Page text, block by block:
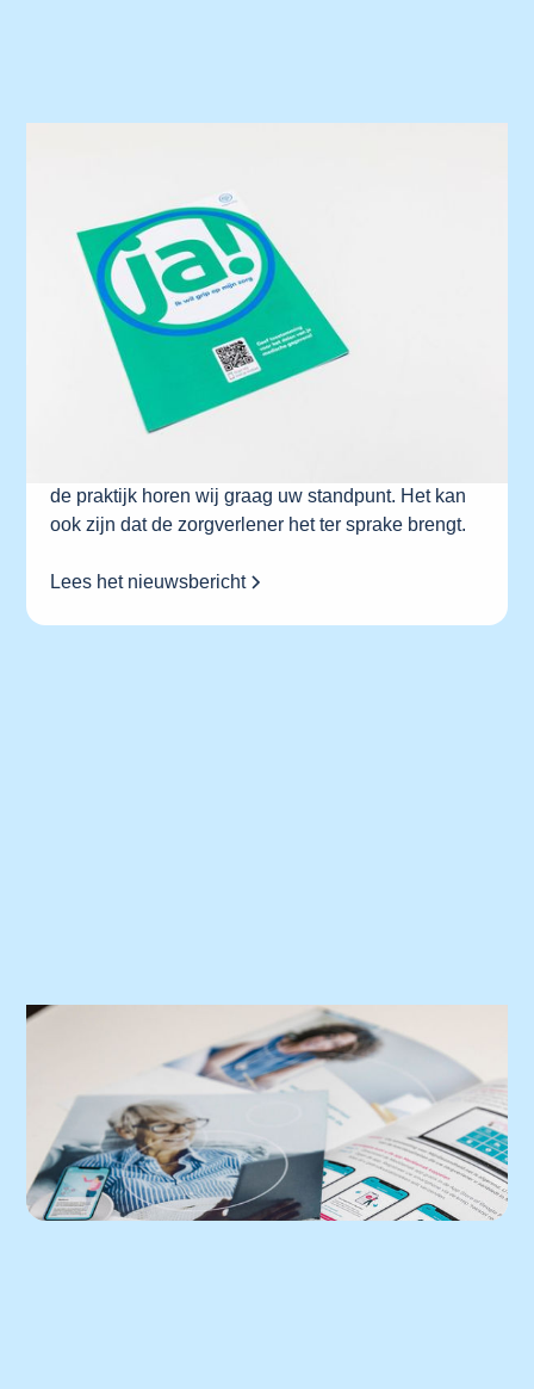
Landelijk SchakelPunt
Het LSP | Volgjezorg Het Landelijk Schakelpunt is
een zorginfrastructuur. Dat is een netwerk waar
zorgaanbieders op kunnen aansluiten. Via dit
netwerk kunnen zij medische gegevens over hun
patiënten met elkaar uitwisselen. 24 uur per dag,
zeven dagen in de week. Het Landelijk
Schakelpunt is hier speciaal voor ontwikkeld en
de praktijk horen wij graag uw standpunt. Het kan
ook zijn dat de zorgverlener het ter sprake brengt.
Lees het nieuwsbericht
Uw gezondheid
Inloggen - MijnGezondheid.net
Lees het nieuwsbericht